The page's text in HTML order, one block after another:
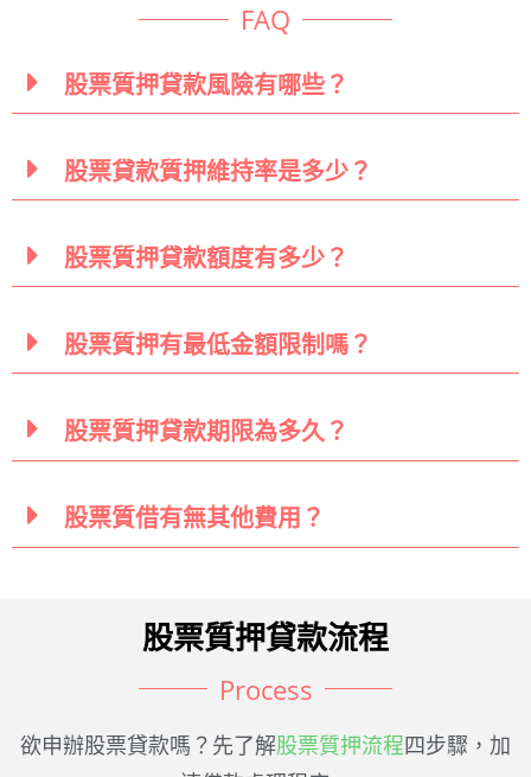
FAQ
股票質押貸款風險有哪些？
股票貸款質押維持率是多少？
股票質押貸款額度有多少？
股票質押有最低金額限制嗎？
股票質押貸款期限為多久？
股票質借有無其他費用？
股票質押貸款流程
Process
欲申辦股票貸款嗎？先了解股票質押流程四步驟，加